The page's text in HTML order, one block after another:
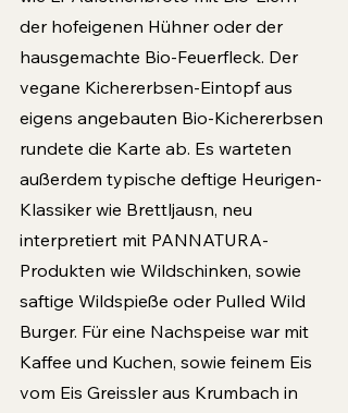
der hofeigenen Hühner oder der
hausgemachte Bio-Feuerfleck. Der
vegane Kichererbsen-Eintopf aus
eigens angebauten Bio-Kichererbsen
rundete die Karte ab. Es warteten
außerdem typische deftige Heurigen-
Klassiker wie Brettljausn, neu
interpretiert mit PANNATURA-
Produkten wie Wildschinken, sowie
saftige Wildspieße oder Pulled Wild
Burger. Für eine Nachspeise war mit
Kaffee und Kuchen, sowie feinem Eis
vom Eis Greissler aus Krumbach in